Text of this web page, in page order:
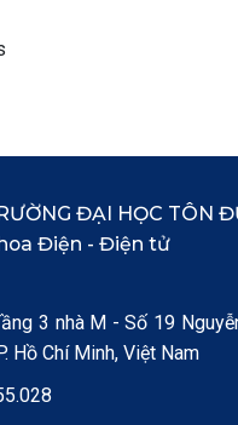
ĐẠI HỌC TÔN
Điện - Điện tử
3 nhà M - Số 19
Hồ Chí Minh, Việt Nam